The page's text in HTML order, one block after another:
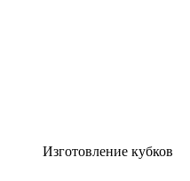
Изготовление кубков